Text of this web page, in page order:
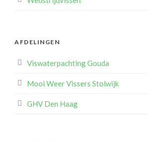
AFDELINGEN
Viswaterpachting Gouda
Mooi Weer Vissers Stolwijk
GHV Den Haag